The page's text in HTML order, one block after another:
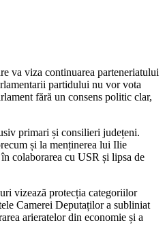
va viza continuarea parteneriatului
partidului nu vor vota
fără un consens politic clar,
primari și consilieri județeni.
și la menținerea lui Ilie
colaborarea cu USR și lipsa de
vizează protecția categoriilor
Camerei Deputaților a subliniat
arieratelor din economie și a